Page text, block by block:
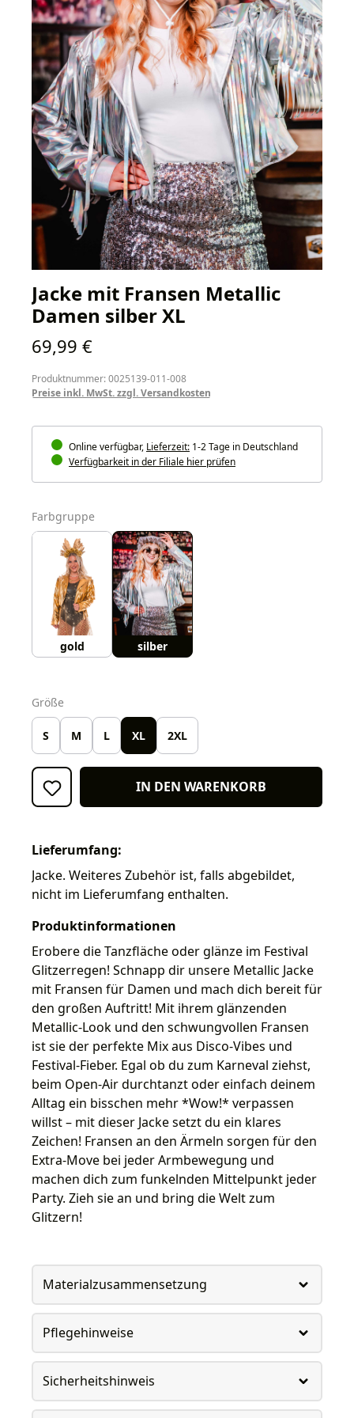
Jacke mit Fransen Metallic
Damen silber XL
Regulärer Preis:
69,99 €
Produktnummer: 0025139-011-008
Preise inkl. MwSt. zzgl. Versandkosten
Online verfügbar, Lieferzeit: 1-2 Tage in Deutschland
Verfügbarkeit in der Filiale hier prüfen
Farbgruppe
gold silber
Größe
S M L XL 2XL
IN DEN WARENKORB
Lieferumfang:
Jacke. Weiteres Zubehör ist, falls abgebildet,
nicht im Lieferumfang enthalten.
Produktinformationen
Erobere die Tanzfläche oder glänze im Festival
Glitzerregen! Schnapp dir unsere Metallic Jacke
mit Fransen für Damen und mach dich bereit für
den großen Auftritt! Mit ihrem glänzenden
Metallic-Look und den schwungvollen Fransen
ist sie der perfekte Mix aus Disco-Vibes und
Festival-Fieber. Egal ob du zum Karneval ziehst,
beim Open-Air durchtanzt oder einfach deinem
Alltag ein bisschen mehr *Wow!* verpassen
willst – mit dieser Jacke setzt du ein klares
Zeichen! Fransen an den Ärmeln sorgen für den
Extra-Move bei jeder Armbewegung und
machen dich zum funkelnden Mittelpunkt jeder
Party. Zieh sie an und bring die Welt zum
Glitzern!
Materialzusammensetzung
Pflegehinweise
Sicherheitshinweis